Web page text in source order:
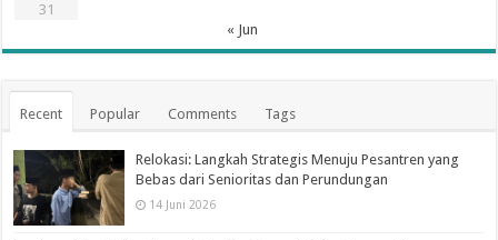
31
« Jun
Recent Popular Comments Tags
Relokasi: Langkah Strategis Menuju Pesantren yang
Bebas dari Senioritas dan Perundungan
14 Juni 2026